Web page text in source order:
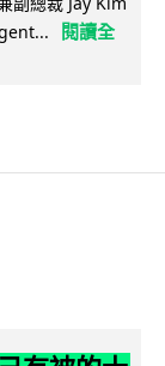
閱讀全